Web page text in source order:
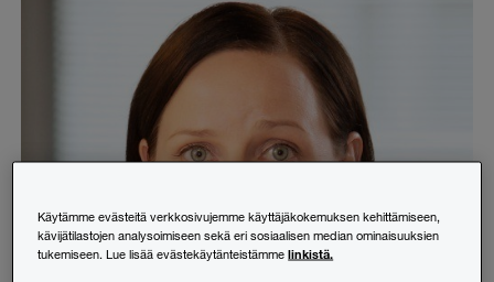
Käytämme evästeitä verkkosivujemme käyttäjäkokemuksen kehittämiseen,
kävijätilastojen analysoimiseen sekä eri sosiaalisen median ominaisuuksien
tukemiseen. Lue lisää evästekäytänteistämmelinkistä.